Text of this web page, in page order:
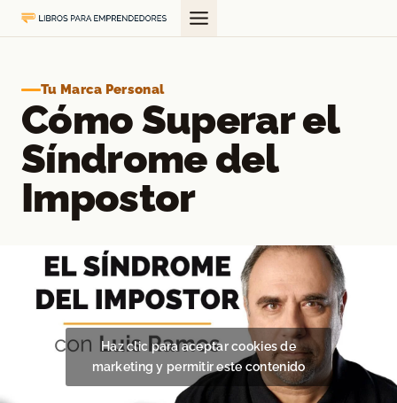
Saltar
al
Tu Marca Personal
Cómo Superar el
Síndrome del
Impostor
Haz clic para aceptar cookies de
marketing y permitir este contenido